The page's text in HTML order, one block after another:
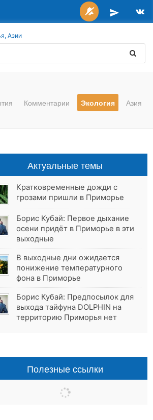
Азии
Комментарии Экология Азия
Актуальные темы
Кратковременные дожди с
грозами пришли в Приморье
Борис Кубай: Первое дыхание
осени придёт в Приморье в эти
выходные
В выходные дни ожидается
понижение температурного
фона в Приморье
Борис Кубай: Предпосылок для
выхода тайфуна DOLPHIN на
территорию Приморья нет
Полезные ссылки